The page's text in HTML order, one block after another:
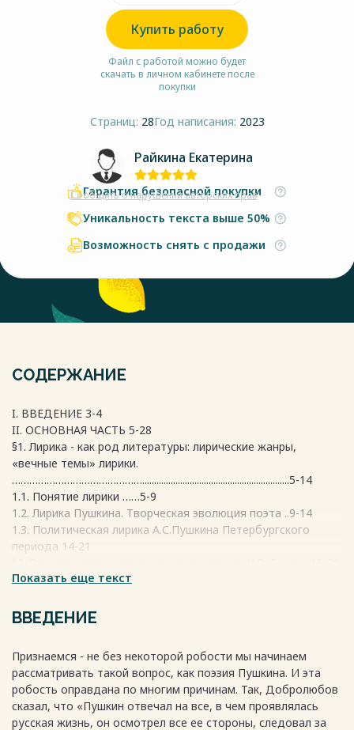
Купить работу
Файл с работой можно будет
скачать в личном кабинете после
покупки
Страниц: 28Год написания: 2023
Райкина Екатерина
Сообщить о нарушении авторских прав
Гарантия безопасной покупки
Уникальность текста выше 50%
Возможность снять с продажи
СОДЕРЖАНИЕ
I. ВВЕДЕНИЕ 3-4
II. ОСНОВНАЯ ЧАСТЬ 5-28
§1. Лирика - как род литературы: лирические жанры,
«вечные темы» лирики.
………………………………………..............................................................5-14
1.1. Понятие лирики ……5-9
1.2. Лирика Пушкина. Творческая эволюция поэта ..9-14
1.3. Политическая лирика А.С.Пушкина Петербургского
периода 14-21
2.1. Декабристы в поэзии Пушкина 15-24
IV. СПИСОК ИСПОЛЬЗОВАННОЙ ЛИТЕРАТУРЫ 27-28
Весь текст будет доступенпосле покупки
Показать еще текст
ВВЕДЕНИЕ
Признаемся - не без некоторой робости мы начинаем
рассматривать такой вопрос, как поэзия Пушкина. И эта
робость оправдана по многим причинам. Так, Добролюбов
сказал, что «Пушкин отвечал на все, в чем проявлялась
русская жизнь, он осмотрел все ее стороны, следовал за